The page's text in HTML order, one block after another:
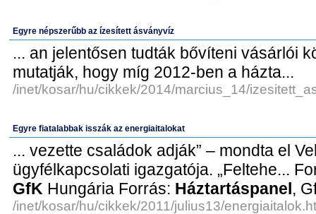
Egyre népszerűbb az ízesített ásványvíz
... an jelentősen tudták bővíteni vásárlói
mutatják, hogy míg 2012-ben a házta...
/inet/kosar/hu/cikkek/2014/marcius_14/
Egyre fiatalabbak isszák az energiaitalokat
... vezette családok adják” – mondta el
ügyfélkapcsolati igazgatója. „Feltehe...
GfK Hungária Forrás: Háztartáspanel,
/inet/kosar/hu/cikkek/2011/julius13/